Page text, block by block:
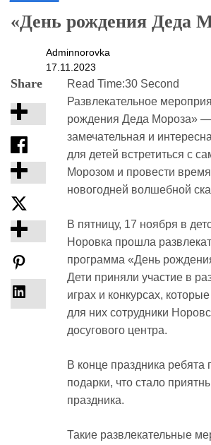
«День рождения Деда
Adminnorovka
17.11.2023
Share Read Time:30 Second
Развлекательное
рождения Деда Мороза» —
замечательная и
для детей встретиться с
Морозом и провести
новогодней волшебной
В пятницу, 17 ноября в
Норовка прошла
программа «День
Дети приняли участие в
играх и конкурсах,
для них сотрудники
досугового центра.
В конце праздника ребята
подарки, что стало
праздника.
Такие развлекательные